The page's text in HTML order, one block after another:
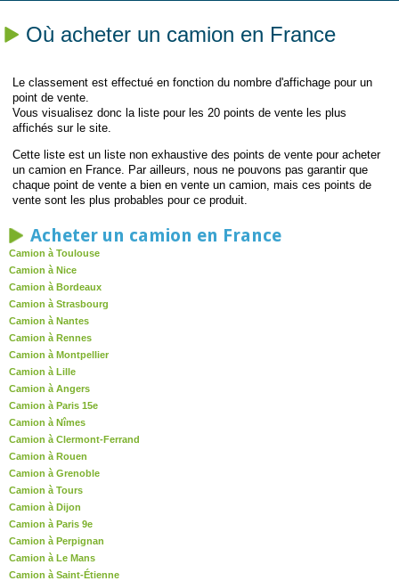
Où acheter un camion en France
Le classement est effectué en fonction du nombre d'affichage pour un
point de vente.
Vous visualisez donc la liste pour les 20 points de vente les plus
affichés sur le site.
Cette liste est un liste non exhaustive des points de vente pour acheter
un camion en France. Par ailleurs, nous ne pouvons pas garantir que
chaque point de vente a bien en vente un camion, mais ces points de
vente sont les plus probables pour ce produit.
Acheter un camion en France
Camion à Toulouse
Camion à Nice
Camion à Bordeaux
Camion à Strasbourg
Camion à Nantes
Camion à Rennes
Camion à Montpellier
Camion à Lille
Camion à Angers
Camion à Paris 15e
Camion à Nîmes
Camion à Clermont-Ferrand
Camion à Rouen
Camion à Grenoble
Camion à Tours
Camion à Dijon
Camion à Paris 9e
Camion à Perpignan
Camion à Le Mans
Camion à Saint-Étienne